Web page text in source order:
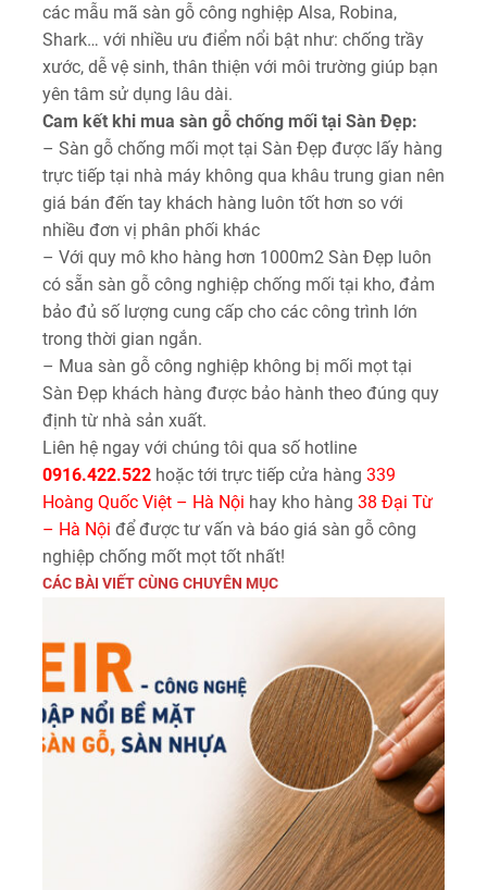
các mẫu mã sàn gỗ công nghiệp Alsa, Robina,
Shark… với nhiều ưu điểm nổi bật như: chống trầy
xước, dễ vệ sinh, thân thiện với môi trường giúp bạn
yên tâm sử dụng lâu dài.
Cam kết khi mua sàn gỗ chống mối tại Sàn Đẹp:
– Sàn gỗ chống mối mọt tại Sàn Đẹp được lấy hàng
trực tiếp tại nhà máy không qua khâu trung gian nên
giá bán đến tay khách hàng luôn tốt hơn so với
nhiều đơn vị phân phối khác
– Với quy mô kho hàng hơn 1000m2 Sàn Đẹp luôn
có sẵn sàn gỗ công nghiệp chống mối tại kho, đảm
bảo đủ số lượng cung cấp cho các công trình lớn
trong thời gian ngắn.
– Mua sàn gỗ công nghiệp không bị mối mọt tại
Sàn Đẹp khách hàng được bảo hành theo đúng quy
định từ nhà sản xuất.
Liên hệ ngay với chúng tôi qua số hotline
0916.422.522 hoặc tới trực tiếp cửa hàng 339
Hoàng Quốc Việt – Hà Nội hay kho hàng 38 Đại Từ
– Hà Nội để được tư vấn và báo giá sàn gỗ công
nghiệp chống mốt mọt tốt nhất!
CÁC BÀI VIẾT CÙNG CHUYÊN MỤC